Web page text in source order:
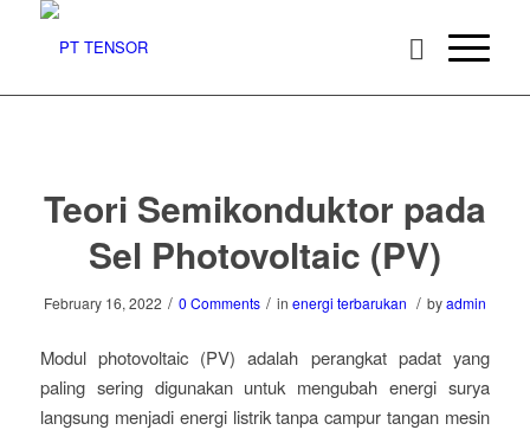
Teori Semikonduktor pada
Sel Photovoltaic (PV)
February 16, 2022 / 0 Comments / in energi terbarukan / byadmin
Modul photovoltaic (PV) adalah perangkat padat yang
paling sering digunakan untuk mengubah energi surya
langsung menjadi energi listrik tanpa campur tangan mesin